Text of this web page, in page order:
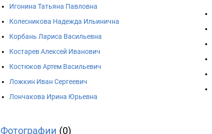
Игонина Татьяна Павловна
Колесникова Надежда Ильинична
Корбань Лариса Васильевна
Костарев Алексей Иванович
Костюков Артем Васильевич
Ложкин Иван Сергеевич
Лончакова Ирина Юрьевна
Фотографии (0)